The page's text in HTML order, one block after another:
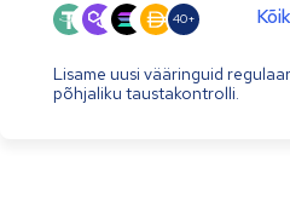
40+
Lisame uusi vääringuid
põhjaliku taustakontrolli.